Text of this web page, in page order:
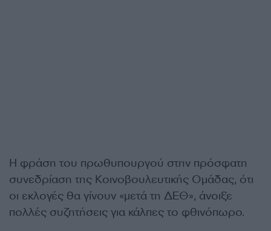
Η φράση του πρωθυπουργού στην πρόσφατη
συνεδρίαση της Κοινοβουλευτικής Ομάδας, ότι
οι εκλογές θα γίνουν «μετά τη ΔΕΘ», άνοιξε
πολλές συζητήσεις για κάλπες το φθινόπωρο.